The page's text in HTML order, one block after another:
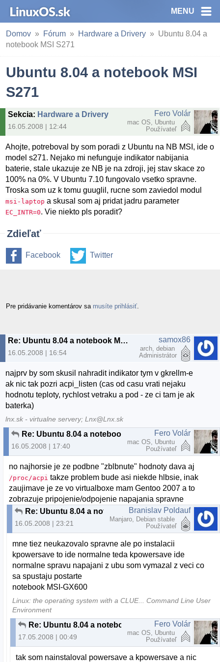
MENU
Domov Fórum Hardware a Drivery
Ubuntu 8.04 a
notebook MSI S271
Ubuntu 8.04 a notebook MSI
S271
Sekcia: Hardware a Drivery
16.05.2008 | 12:44
Fero Volár
mac OS, Ubuntu
Používateľ
Ahojte, potreboval by som poradi z Ubuntu na NB MSI, ide o
model s271. Nejako mi nefunguje indikator nabijania
baterie, stale ukazuje ze NB je na zdroji, jej stav skace zo
100% na 0%. V Ubuntu 7.10 fungovalo vsetko spravne.
Troska som uz k tomu guuglil, rucne som zaviedol modul
msi-laptop a skusal som aj pridat jadru parameter
EC_INTR=0. Vie niekto pls poradit?
Zdieľať
Facebook Twitter
Pre pridávanie komentárov sa musíte prihlásiť
Re: Ubuntu 8.04 a notebook MSI S271
16.05.2008 | 16:54
samox86
arch, debian
Administrátor
najprv by som skusil nahradit indikator tym v gkrellm-e
ak nic tak pozri acpi_listen (cas od casu vrati nejaku
hodnotu teploty, rychlost vetraku a pod - ze ci tam je ak
baterka)
lnx.sk - virtualne servery; Lnx@Lnx.sk
16.05.2008 | 17:40
Fero Volár
mac OS, Ubuntu
Používateľ
no najhorsie je ze podbne "zblbnute" hodnoty dava aj
/proc/acpi takze problem bude asi niekde hlbsie, inak
zaujimave je ze vo virtualboxe mam Gentoo 2007 a to
zobrazuje pripojenie/odpojenie napajania spravne
Re: Ubuntu 8.04 a notebook MSI S271
16.05.2008 | 23:21
Branislav Poldauf
Manjaro, Debian stable
Používateľ
mne tiez neukazovalo spravne ale po instalacii
kpowersave to ide normalne teda kpowersave ide
normalne spravu napajani z ubu som vymazal z veci co
sa spustaju postarte
notebook MSI-GX600
Linux: the operating system with a CLUE... Command Line User
Environment
17.05.2008 | 00:49
Fero Volár
mac OS, Ubuntu
Používateľ
tak som nainstaloval powersave a kpowersave a nic